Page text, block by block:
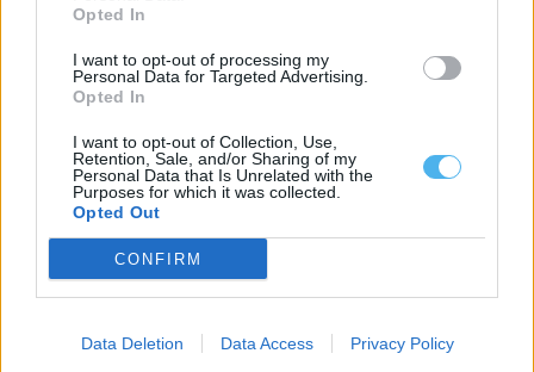
Opted In
I want to opt-out of processing my
Personal Data for Targeted Advertising.
Opted In
I want to opt-out of Collection, Use,
Retention, Sale, and/or Sharing of my
Personal Data that Is Unrelated with the
Purposes for which it was collected.
Opted Out
CONFIRM
Data Deletion Data Access Privacy Policy
A Câmara de Mértola, no distrito de Beja, terminou a empreitada
5 Agosto, 2026 - 16:00